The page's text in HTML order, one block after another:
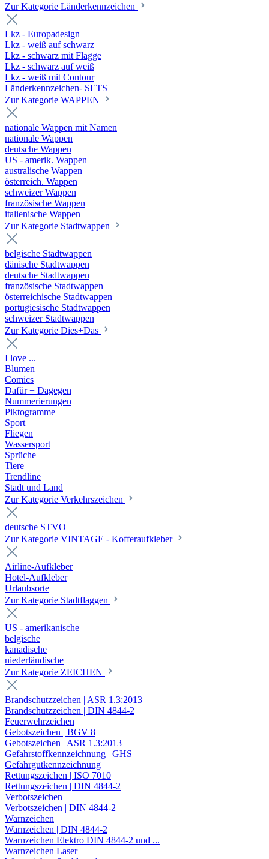
Zur Kategorie Länderkennzeichen
Lkz - Europadesign
Lkz - weiß auf schwarz
Lkz - schwarz mit Flagge
Lkz - schwarz auf weiß
Lkz - weiß mit Contour
Länderkennzeichen- SETS
Zur Kategorie WAPPEN
nationale Wappen mit Namen
nationale Wappen
deutsche Wappen
US - amerik. Wappen
australische Wappen
österreich. Wappen
schweizer Wappen
französische Wappen
italienische Wappen
Zur Kategorie Stadtwappen
belgische Stadtwappen
dänische Stadtwappen
deutsche Stadtwappen
französische Stadtwappen
österreichische Stadtwappen
portugiesische Stadtwappen
schweizer Stadtwappen
Zur Kategorie Dies+Das
I love ...
Blumen
Comics
Dafür + Dagegen
Nummerierungen
Piktogramme
Sport
Fliegen
Wassersport
Sprüche
Tiere
Trendline
Stadt und Land
Zur Kategorie Verkehrszeichen
deutsche STVO
Zur Kategorie VINTAGE - Kofferaufkleber
Airline-Aufkleber
Hotel-Aufkleber
Urlaubsorte
Zur Kategorie Stadtflaggen
US - amerikanische
belgische
kanadische
niederländische
Zur Kategorie ZEICHEN
Brandschutzzeichen | ASR 1.3:2013
Brandschutzzeichen | DIN 4844-2
Feuerwehrzeichen
Gebotszeichen | BGV 8
Gebotszeichen | ASR 1.3:2013
Gefahrstoffkennzeichnung | GHS
Gefahrgutkennzeichnung
Rettungszeichen | ISO 7010
Rettungszeichen | DIN 4844-2
Verbotszeichen
Verbotszeichen | DIN 4844-2
Warnzeichen
Warnzeichen | DIN 4844-2
Warnzeichen Elektro DIN 4844-2 und ...
Warnzeichen Laser